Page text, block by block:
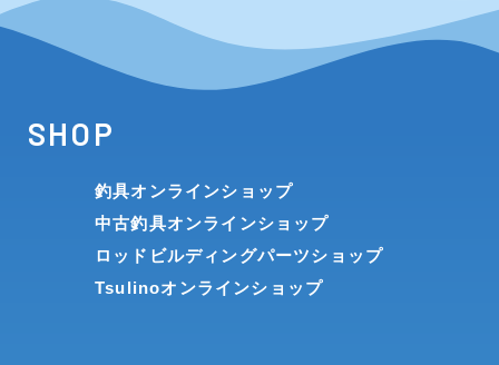
SHOP
釣具オンラインショップ
中古釣具オンラインショップ
ロッドビルディングパーツショップ
Tsulinoオンラインショップ